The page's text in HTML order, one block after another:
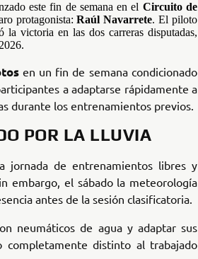
este fin de semana en el Circuito de
protagonista:Raúl Navarrete. El piloto
victoria en las dos carreras disputadas,
en un fin de semana condicionado
a adaptarse rápidamente a
durante los entrenamientos previos.
POR LA LLUVIA
jornada de entrenamientos libres y
embargo, el sábado la meteorología
antes de la sesión clasificatoria.
neumáticos de agua y adaptar sus
completamente distinto al trabajado